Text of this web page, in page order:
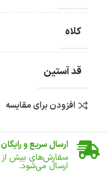
کلاه
قد آستین
افزودن برای مقایسه
ضمانت اصالت کالا
ارسال سریع و رایگان
سفارش‌های بیش از
ارسال می‌شود.